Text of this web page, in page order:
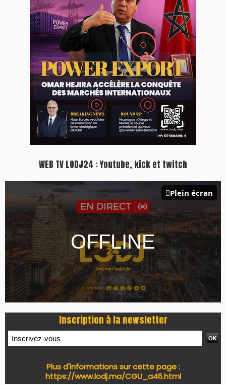
WEB TV LODJ24 : Youtube, kick et twitch
Plein écran
Inscription à la newsletter
Plus d'informations sur cette page :
https://www.lodj.ma/CGU_a46.html